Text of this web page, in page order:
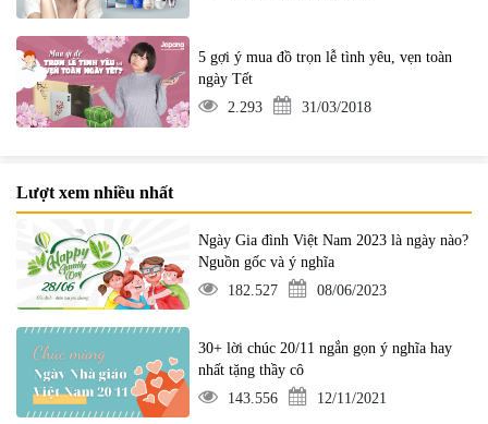
5 gợi ý mua đồ trọn lễ tình yêu, vẹn toàn
ngày Tết
2.293
31/03/2018
Lượt xem nhiều nhất
Ngày Gia đình Việt Nam 2023 là ngày nào?
Nguồn gốc và ý nghĩa
182.527
08/06/2023
30+ lời chúc 20/11 ngắn gọn ý nghĩa hay
nhất tặng thầy cô
143.556
12/11/2021